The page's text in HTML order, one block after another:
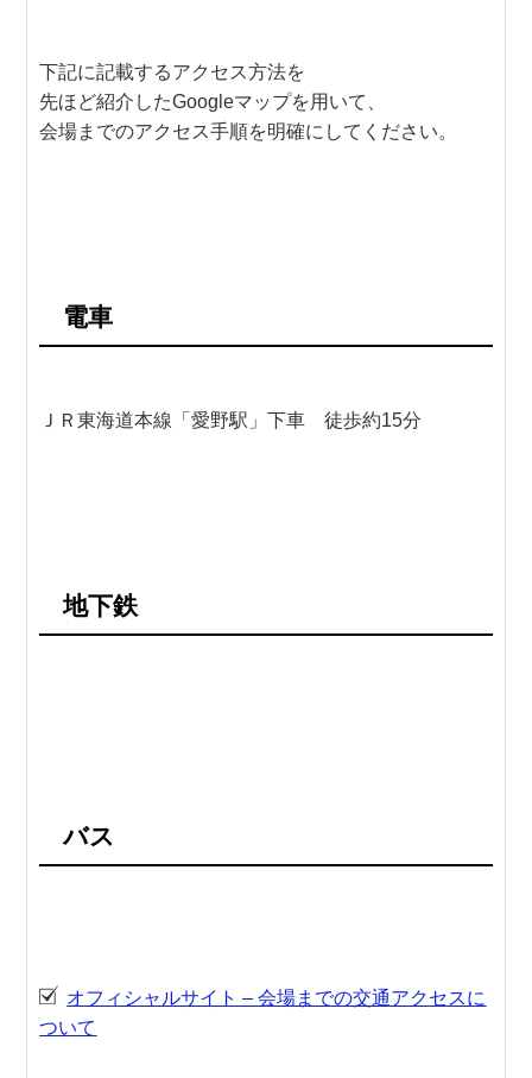
下記に記載するアクセス方法を
先ほど紹介したGoogleマップを用いて、
会場までのアクセス手順を明確にしてください。
電車
ＪＲ東海道本線「愛野駅」下車 徒歩約15分
地下鉄
バス
オフィシャルサイト – 会場までの交通アクセスに
ついて